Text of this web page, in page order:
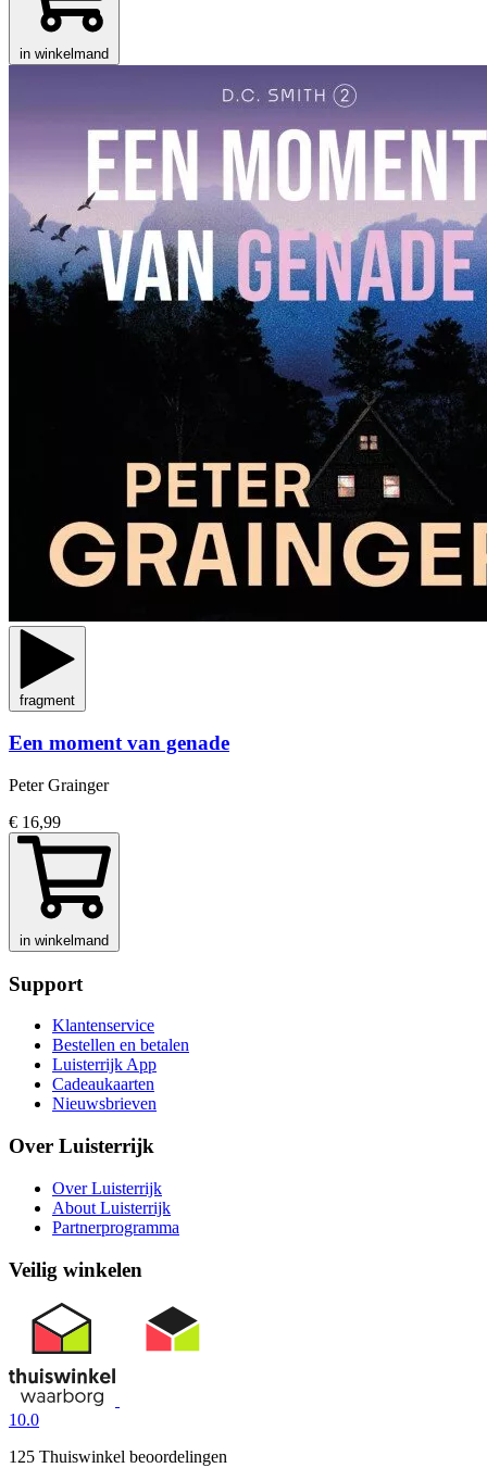
in winkelmand
fragment
Een moment van genade
Peter Grainger
€ 16,99
in winkelmand
Support
Klantenservice
Bestellen en betalen
Luisterrijk App
Cadeaukaarten
Nieuwsbrieven
Over Luisterrijk
Over Luisterrijk
About Luisterrijk
Partnerprogramma
Veilig winkelen
10.0
125 Thuiswinkel beoordelingen